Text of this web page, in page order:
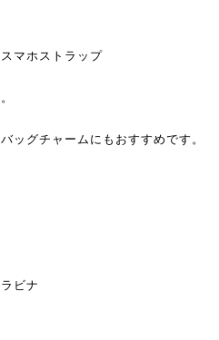
マホストラップ
ッグチャームにもおすすめです。
ビナ